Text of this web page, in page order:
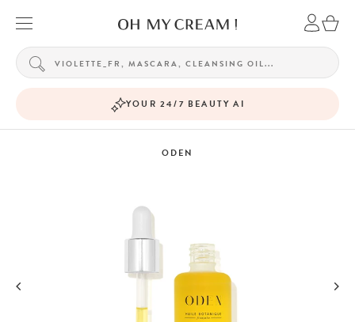
YOUR 24/7 BEAUTY AI
ODEN